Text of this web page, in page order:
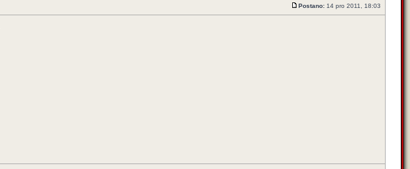
Postano: 14 pro 2011, 18:03